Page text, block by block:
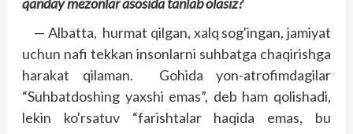
— Albatta, hurmat qilgan, xalq sog'ingan, jamiyat
uchun nafi tekkan insonlarni suhbatga chaqirishga
harakat qilaman. Gohida yon-atrofimdagilar
“Suhbatdoshing yaxshi emas”, deb ham qolishadi,
lekin ko'rsatuv “farishtalar haqida emas, bu